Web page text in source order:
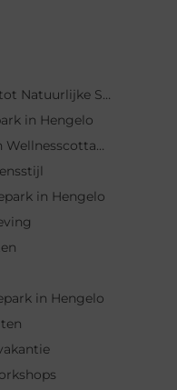
Hengelo, de Toegangspoort tot Natuurlijke Schoonheid
in Hengelo
Gezinsvriendelijke Lodges en Wellnesscottages
in Hengelo
in Hengelo